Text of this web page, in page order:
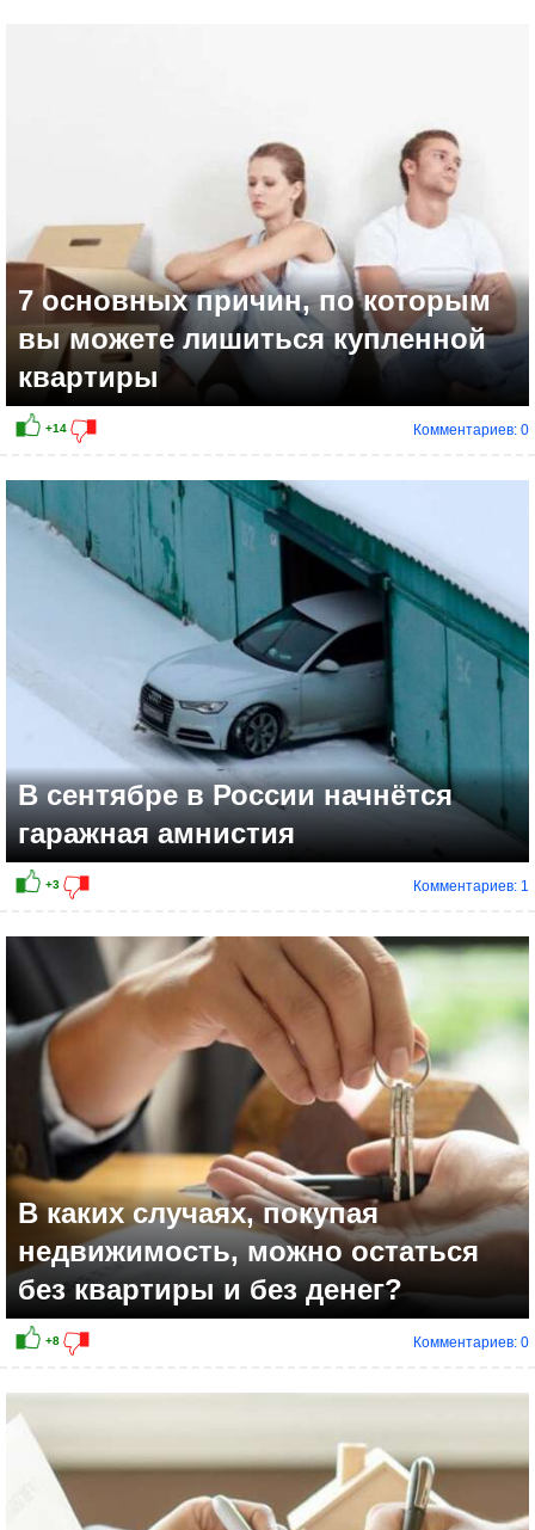
+2
7 основных причин, по которым
вы можете лишиться купленной
квартиры
Комментариев: 0
В сентябре в России начнётся
гаражная амнистия
Комментариев: 1
В каких случаях, покупая
недвижимость, можно остаться
без квартиры и без денег?
Комментариев: 0